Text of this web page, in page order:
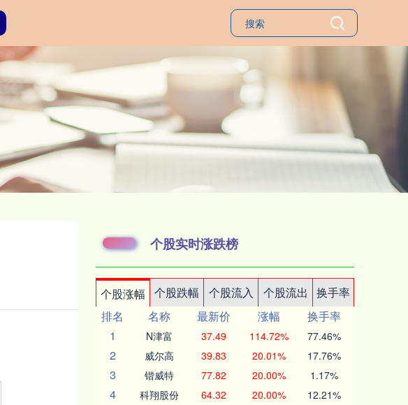
个股实时涨跌榜
个股涨幅 个股跌幅 个股流入 个股流出
换手率
排名
名称 最新价 涨幅
换手率
1
N津富 37.49 114.72% 77.46%
2 威尔高 39.83 20.01% 17.76%
3 锴威特 77.82 20.00% 1.17%
4 科翔股份 64.32 20.00% 12.21%